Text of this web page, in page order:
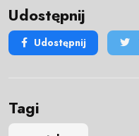
Udostępnij
Udostępnij
Tagi